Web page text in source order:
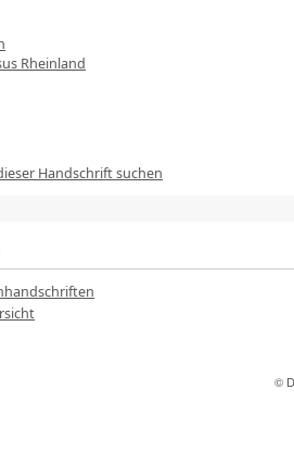
©
Rheinland
Handschrift suchen